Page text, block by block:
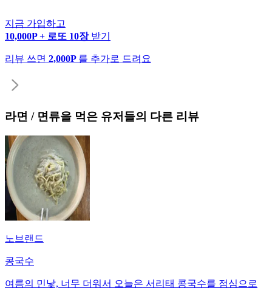
지금 가입하고
10,000P + 로또 10장 받기
리뷰 쓰면 2,000P 를 추가로 드려요
라면 / 면류을 먹은 유저들의 다른 리뷰
노브랜드
콩국수
여름의 민낯, 너무 더워서 오늘은 서리태 콩국수를 점심으로